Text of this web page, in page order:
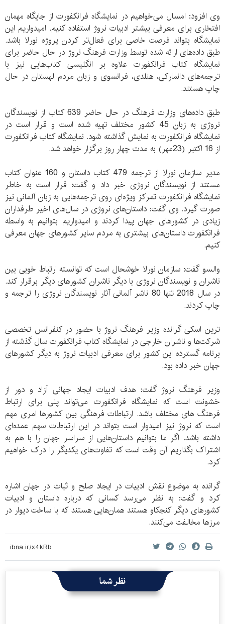
وی افزود: امسال می‌خواهیم در نمایشگاه فرانکفورت از جایگاه مهمان
افتخاری برای معرفی بیشتر ادبیات نروژ استفاده کنیم. امیدواریم این
نمایشگاه بتواند فرصت خاصی برای فعال‌تر کردن پروژه نورلا باشد.
طبق داده‌های ارائه شده توسط وزارت فرهنگ نروژ در حال حاضر برای
نمایشگاه کتاب فرانکفورت علاوه بر انگلیسی کتاب‌هایی نیز با
ترجمه‌های دانمارکی، هنلدی، فرانسوی و زبان مردم لهستان در حال
چاپ هستند.
طبق داده‌های وزارت فرهنگ در حال حاضر 639 کتاب از نویسندگان
نروژی به زبان 45 کشور مختلف تهیه شده است و قرار است در
نمایشگاه فرانکفورت به نمایش گذاشته شود. نمایشگاه کتاب فرانکفورت
از 16 اکتبر (23مهر) به مدت چهار روز برگزار خواهد شد.
مدیر سازمان نورلا از ترجمه 479 کتاب داستان و 160 عنوان کتاب
مستند از نویسندگان نروژی خبر داد و گفت: قرار است به خاطر
نمایشگاه فرانکفورت تمرکز ویژه‌ای روی ترجمه‌هایی به زبان آلمانی نیز
صورت گیرد. وی گفت: داستان‌های نروژی در سال‌های اخیر طرفداران
زیادی در کشورهای جهان پیدا کردند و امیدواریم بتوانیم به واسطه
فرانکفورت داستان‌های بیشتری به مردم سایر کشورهای جهان معرفی
کنیم.
والسو گفت: سازمان نورلا خوشحال است که توانسته ارتباط خوبی بین
ناشران و نویسندگان نروژی با دیگر ناشران کشورهای دیگر برقرار کند.
در سال 2018 تنها 80 ناشر آلمانی آثار نویسندگان نروژی را ترجمه و
چاپ کردند.
ترین اسکی گرانده وزیر فرهنگ نروژ با حضور در کنفرانس تخصصی
شرکت‌ها و ناشران خارجی در نمایشگاه کتاب فرانکفورت سال گذشته از
برنامه گسترده این کشور برای معرفی ادبیات نروژ به دیگر کشورهای
جهان خبر داده بود.
وزیر فرهنگ نروژ گفت: هدف ادبیات ایجاد جهانی آزاد و دور از
خشونت است که نمایشگاه فرانکفورت می‌تواند پلی برای ارتباط
فرهنگ های مختلف باشد. ارتباطات فرهنگی بین کشورها امری مهم
است که نروژ نیز امیدوار است بتواند در این ارتباطات سهم عمده‌ای
داشته باشد. اگر ما بتوانیم داستان‌هایی از سراسر جهان را با هم به
اشتراک بگذاریم آن وقت است که تفاوت‌های یکدیگر را درک خواهیم
کرد.
گرانده به موضوع نقش ادبیات در ایجاد صلح و ثبات در جهان اشاره
کرد و گفت: به نظر می‌رسد کسانی که درباره داستان و ادبیات
کشورهای دیگر کنجکاو هستند همان‌هایی هستند که با ساخت دیوار در
مرزها مخالفت می‌کنند.
نظر شما